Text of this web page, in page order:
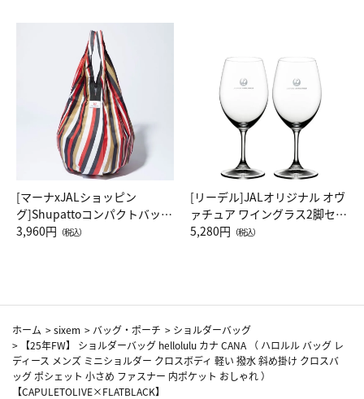
[マーナxJALショッピン
グ]Shupattoコンパクトバッグ
Drop JAL客室乗務員（LC）ス
3,960円 （税込）
[リーデル]JALオリジナル オヴ
ァチュア ワイングラス2脚セッ
ト（レッドワイン）
5,280円 （税込）
ホーム >sixem > バッグ・ポーチ > ショルダーバッグ
>
【25年FW】 ショルダーバッグ hellolulu カナ CANA （ ハロルル バッグ レ
ディース メンズ ミニショルダー クロスボディ 軽い 撥水 斜め掛け クロスバ
ッグ ポシェット 小さめ ファスナー 内ポケット おしゃれ ）
【CAPULETOLIVE×FLATBLACK】